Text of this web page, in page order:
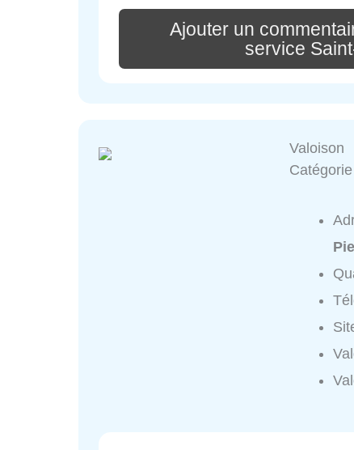
Ajouter un
service
Valoison